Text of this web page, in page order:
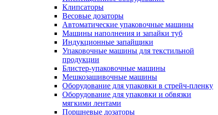
Клипсаторы
Весовые дозаторы
Автоматические упаковочные машины
Машины наполнения и запайки туб
Индукционные запайщики
Упаковочные машины для текстильной
продукции
Блистер-упаковочные машины
Мешкозашивочные машины
Оборудование для упаковки в стрейч-пленку
Оборудование для упаковки и обвязки
мягкими лентами
Поршневые дозаторы